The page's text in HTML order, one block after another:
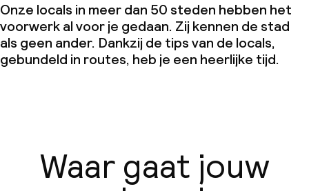
Onze locals in meer dan 50 steden hebben het
voorwerk al voor je gedaan. Zij kennen de stad
als geen ander. Dankzij de tips van de locals,
gebundeld in routes, heb je een heerlijke tijd.
Waar gaat jouw